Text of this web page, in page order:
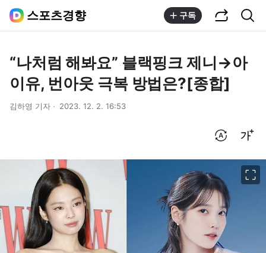
스포츠경향 구독
“나처럼 해봐요” 블랙핑크 제니→아
이유, 번아웃 극복 방법은?[종합]
김하영 기자 2023. 12. 2. 16:53